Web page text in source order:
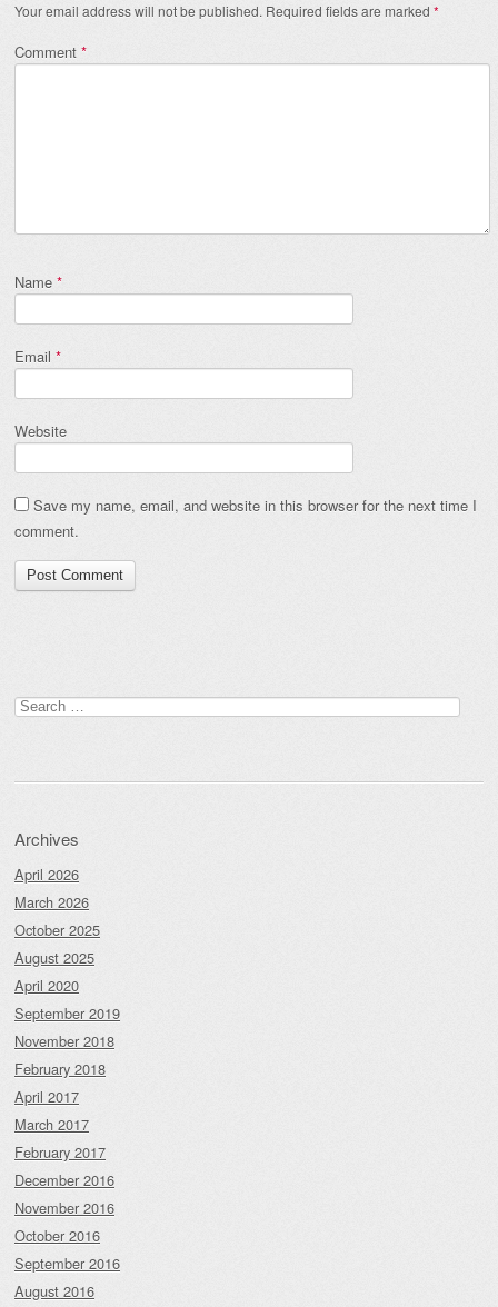
Your email address will not be published. Required fields are marked *
Comment *
Name *
Email *
Website
Save my name, email, and website in this browser for the next time I
comment.
Search
for:
Archives
April 2026
March 2026
October 2025
August 2025
April 2020
September 2019
November 2018
February 2018
April 2017
March 2017
February 2017
December 2016
November 2016
October 2016
September 2016
August 2016